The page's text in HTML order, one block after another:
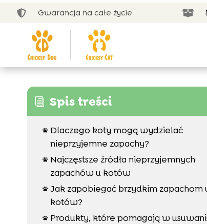
 Gwarancja na całe życie 
i Spis treści

Dlaczego koty mogą wydzielać
nieprzyjemne zapachy?

Najczęstsze źródła nieprzyjemnych
zapachów u kotów
 Jak zapobiegać brzydkim zapachom
kotów?

Produkty, które pomagają w